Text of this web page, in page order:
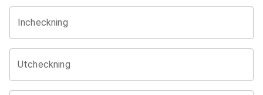
Incheckning
Utcheckning